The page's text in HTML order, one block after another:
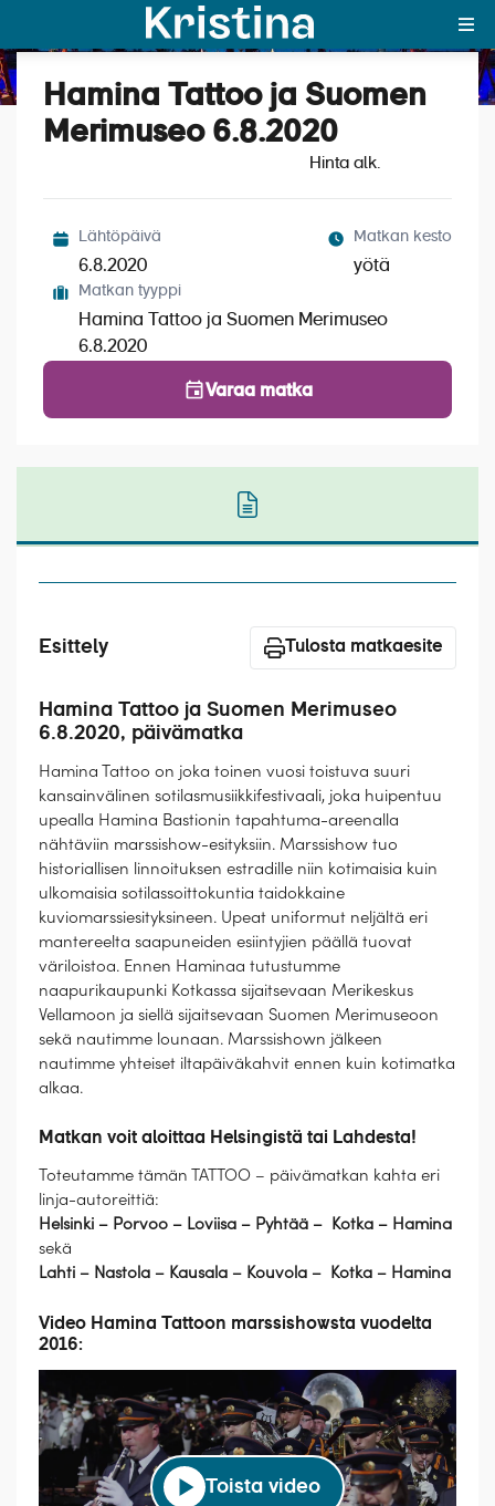
MAJAKKA-portaali
Yksin matkalle?
OTA YHTEYTTÄ
Kohteet
Matkatyypit
Katso kuvat (1)
Hamina Tattoo ja Suomen
Merimuseo 6.8.2020
Hinta alk.
Lähtöpäivä
6.8.2020
Matkan kesto
yötä
Matkan tyyppi
Hamina Tattoo ja Suomen Merimuseo
6.8.2020
Varaa matka
Esittely Tulosta matkaesite
Hamina Tattoo ja Suomen Merimuseo
6.8.2020, päivämatka
Hamina Tattoo on joka toinen vuosi toistuva suuri
kansainvälinen sotilasmusiikkifestivaali, joka huipentuu
upealla Hamina Bastionin tapahtuma-areenalla
nähtäviin marssishow-esityksiin. Marssishow tuo
historiallisen linnoituksen estradille niin kotimaisia kuin
ulkomaisia sotilassoittokuntia taidokkaine
kuviomarssiesityksineen. Upeat uniformut neljältä eri
mantereelta saapuneiden esiintyjien päällä tuovat
väriloistoa. Ennen Haminaa tutustumme
naapurikaupunki Kotkassa sijaitsevaan Merikeskus
Vellamoon ja siellä sijaitsevaan Suomen Merimuseoon
sekä nautimme lounaan. Marssishown jälkeen
nautimme yhteiset iltapäiväkahvit ennen kuin kotimatka
alkaa.
Matkan voit aloittaa Helsingistä tai Lahdesta!
Toteutamme tämän TATTOO – päivämatkan kahta eri
linja-autoreittiä:
Helsinki – Porvoo – Loviisa – Pyhtää – Kotka – Hamina
sekä
Lahti – Nastola – Kausala – Kouvola – Kotka – Hamina
Video Hamina Tattoon marssishowsta vuodelta
2016:
Toista video